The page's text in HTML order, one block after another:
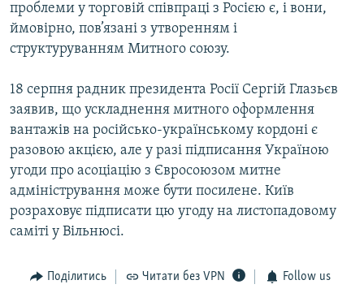
проблеми у торговій співпраці з Росією є, і вони,
ймовірно, пов’язані з утворенням і
структуруванням Митного союзу.
18 серпня радник президента Росії Сергій Глазьєв
заявив, що ускладнення митного оформлення
вантажів на російсько-українському кордоні є
разовою акцією, але у разі підписання Україною
угоди про асоціацію з Євросоюзом митне
адміністрування може бути посилене. Київ
розраховує підписати цю угоду на листопадовому
саміті у Вільнюсі.
Поділитись Читати без VPN Follow us